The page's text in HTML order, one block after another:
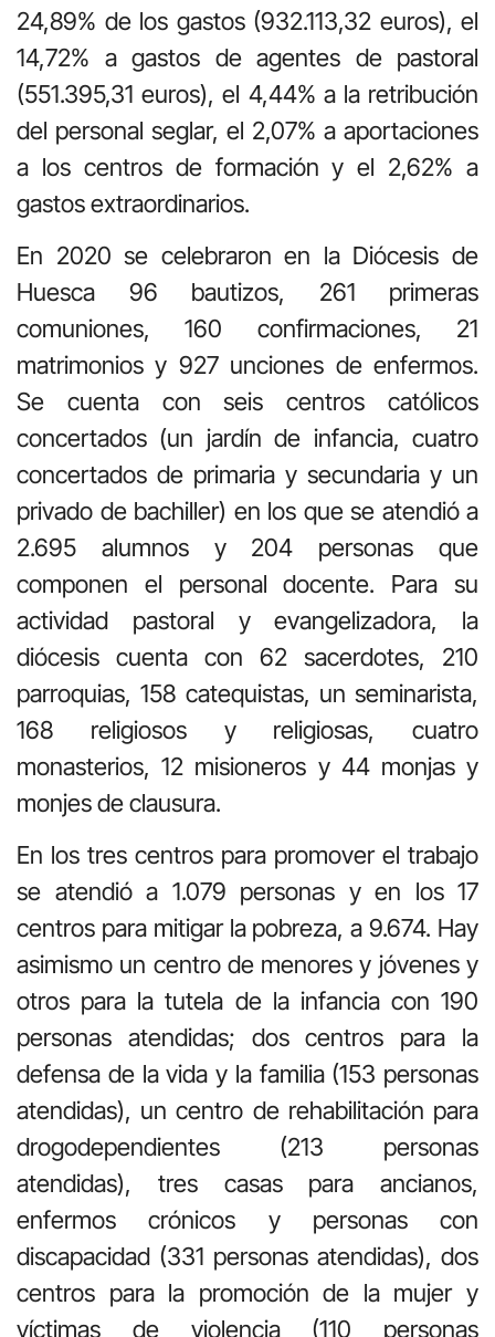
24,89% de los gastos (932.113,32 euros), el
14,72% a gastos de agentes de pastoral
(551.395,31 euros), el 4,44% a la retribución
del personal seglar, el 2,07% a aportaciones
a los centros de formación y el 2,62% a
gastos extraordinarios.
En 2020 se celebraron en la Diócesis de
Huesca 96 bautizos, 261 primeras
comuniones, 160 confirmaciones, 21
matrimonios y 927 unciones de enfermos.
Se cuenta con seis centros católicos
concertados (un jardín de infancia, cuatro
concertados de primaria y secundaria y un
privado de bachiller) en los que se atendió a
2.695 alumnos y 204 personas que
componen el personal docente. Para su
actividad pastoral y evangelizadora, la
diócesis cuenta con 62 sacerdotes, 210
parroquias, 158 catequistas, un seminarista,
168 religiosos y religiosas, cuatro
monasterios, 12 misioneros y 44 monjas y
monjes de clausura.
En los tres centros para promover el trabajo
se atendió a 1.079 personas y en los 17
centros para mitigar la pobreza, a 9.674. Hay
asimismo un centro de menores y jóvenes y
otros para la tutela de la infancia con 190
personas atendidas; dos centros para la
defensa de la vida y la familia (153 personas
atendidas), un centro de rehabilitación para
drogodependientes (213 personas
atendidas), tres casas para ancianos,
enfermos crónicos y personas con
discapacidad (331 personas atendidas), dos
centros para la promoción de la mujer y
víctimas de violencia (110 personas